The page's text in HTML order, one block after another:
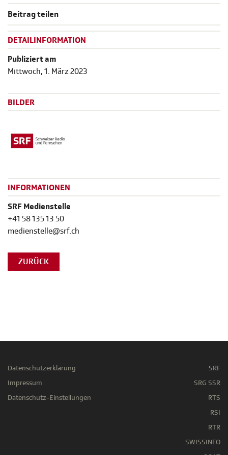
Beitrag teilen
DETAILINFORMATION
Publiziert am
Mittwoch, 1. März 2023
BILDER
INFORMATIONEN
SRF Medienstelle
+41 58 135 13 50
medienstelle@srf.ch
ZURÜCK
Datenschutzerklärung
Impressum
Datenschutz-Einstellungen
SRF
SRG SSR
RTS
RSI
RTR
SWISSINFO